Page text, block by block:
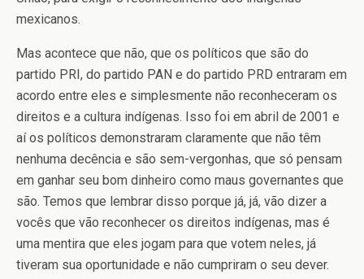
mexicanos.
Mas acontece que não, que os políticos que são do
partido PRI, do partido PAN e do partido PRD entraram em
acordo entre eles e simplesmente não reconheceram os
direitos e a cultura indígenas. Isso foi em abril de 2001 e
aí os políticos demonstraram claramente que não têm
nenhuma decência e são sem-vergonhas, que só pensam
em ganhar seu bom dinheiro como maus governantes que
são. Temos que lembrar disso porque já, já, vão dizer a
vocês que vão reconhecer os direitos indígenas, mas é
uma mentira que eles jogam para que votem neles, já
tiveram sua oportunidade e não cumpriram o seu dever.